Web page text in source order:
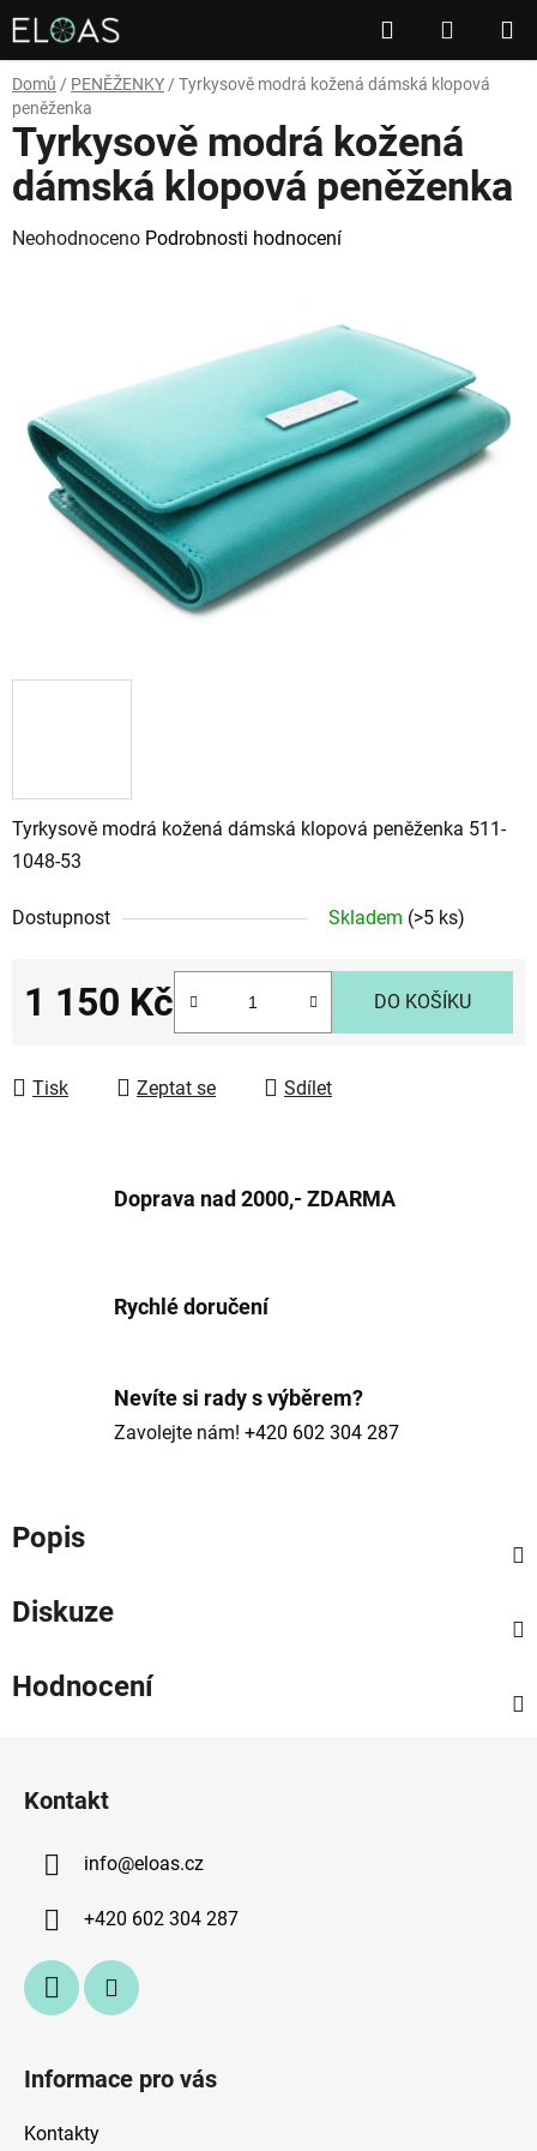
Přejít
na
obsah
Hledat
KOŠÍK
Domů / PENĚŽENKY / Tyrkysově modrá kožená dámská klopová
peněženka
Tyrkysově modrá kožená dámská klopová peněženka 511-
1048-53
Dostupnost Skladem (>5 ks)
1 150 Kč DO KOŠÍKU
Tisk Zeptat se Sdílet
Tyrkysově modrá kožená
dámská klopová peněženka
Průměrné
hvězdiček.
Neohodnoceno Podrobnosti hodnocení
Doprava nad 2000,- ZDARMA
Rychlé doručení
Nevíte si rady s výběrem?
Zavolejte nám! +420 602 304 287
Popis
Diskuze
Hodnocení
Kontakt
info@eloas.cz
+420 602 304 287
Informace pro vás
Kontakty